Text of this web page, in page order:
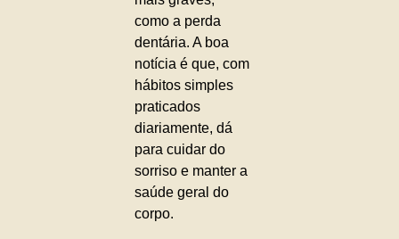
como a perda
dentária. A boa
notícia é que, com
hábitos simples
praticados
diariamente, dá
para cuidar do
sorriso e manter a
saúde geral do
corpo.